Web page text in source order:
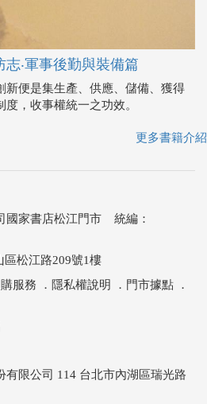
‧軍事後勤與裝備篇
新便是集生產、供應、儲備、獲得
，收事權統一之功效。
更多書籍介紹
國家書店松江門市 統編：
區松江路209號1樓
服務 ． 隱私權說明 ． 門市據點 ．
有限公司 114 台北市內湖區瑞光路